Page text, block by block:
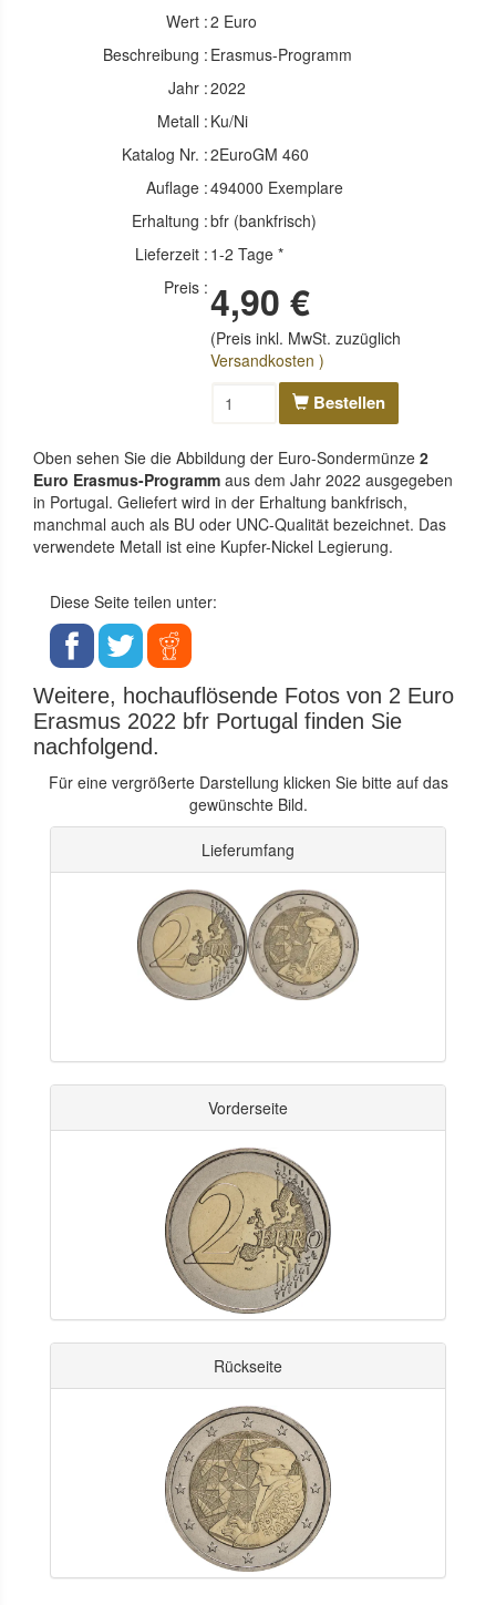
Wert :2 Euro
Beschreibung : Erasmus-Programm
Jahr :2022
Metall : Ku/Ni
Katalog Nr. :2EuroGM 460
Auflage :494000 Exemplare
Erhaltung :bfr (bankfrisch)
Lieferzeit : 1-2 Tage *
Preis :4,90 €
(Preis inkl. MwSt. zuzüglich
Versandkosten )
Bestellen
Oben sehen Sie die Abbildung der Euro-Sondermünze 2
Euro Erasmus-Programm aus dem Jahr 2022 ausgegeben
in Portugal. Geliefert wird in der Erhaltung bankfrisch,
manchmal auch als BU oder UNC-Qualität bezeichnet. Das
verwendete Metall ist eine Kupfer-Nickel Legierung.
Diese Seite teilen unter:
Weitere, hochauflösende Fotos von 2 Euro
Erasmus 2022 bfr Portugal finden Sie
nachfolgend.
Für eine vergrößerte Darstellung klicken Sie bitte auf das
gewünschte Bild.
Lieferumfang
Vorderseite
Rückseite